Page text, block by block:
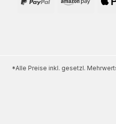
*Alle Preise inkl. gesetzl.